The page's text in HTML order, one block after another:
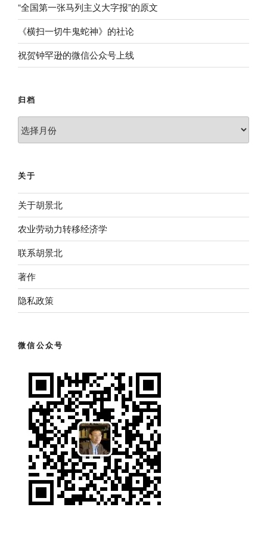
“全国第一张马列主义大字报”的原文
《横扫一切牛鬼蛇神》的社论
祝贺钟罕逊的微信公众号上线
归档
档
关于
关于胡景北
农业劳动力转移经济学
联系胡景北
著作
隐私政策
微信公众号